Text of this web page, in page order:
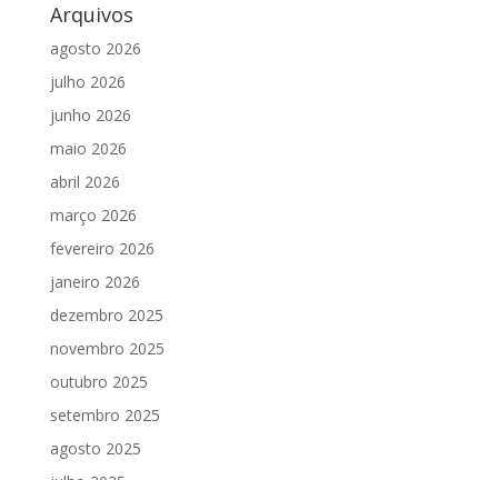
Arquivos
agosto 2026
julho 2026
junho 2026
maio 2026
abril 2026
março 2026
fevereiro 2026
janeiro 2026
dezembro 2025
novembro 2025
outubro 2025
setembro 2025
agosto 2025